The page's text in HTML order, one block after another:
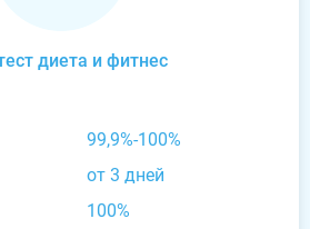
диета и фитнес
99,9%-100%
от 3 дней
100%